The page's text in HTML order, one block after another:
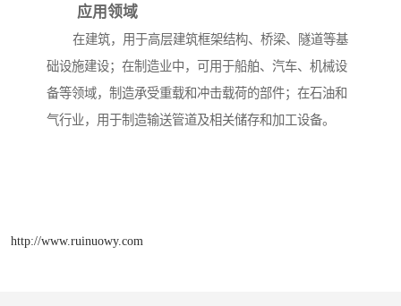
应用领域
在建筑，用于高层建筑框架结构、桥梁、隧道等基
础设施建设；在制造业中，可用于船舶、汽车、机械设
备等领域，制造承受重载和冲击载荷的部件；在石油和
气行业，用于制造输送管道及相关储存和加工设备。
http://www.ruinuowy.com